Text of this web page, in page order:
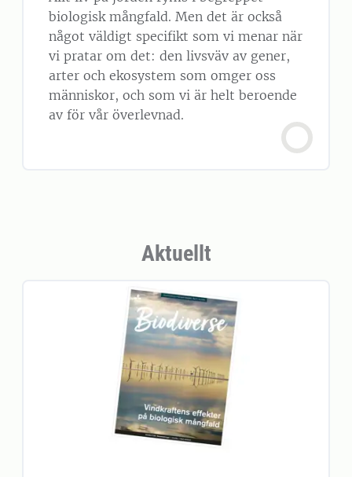
biologisk mångfald. Men det är också
något väldigt specifikt som vi menar när
vi pratar om det: den livsväv av gener,
arter och ekosystem som omger oss
människor, och som vi är helt beroende
av för vår överlevnad.
Aktuellt